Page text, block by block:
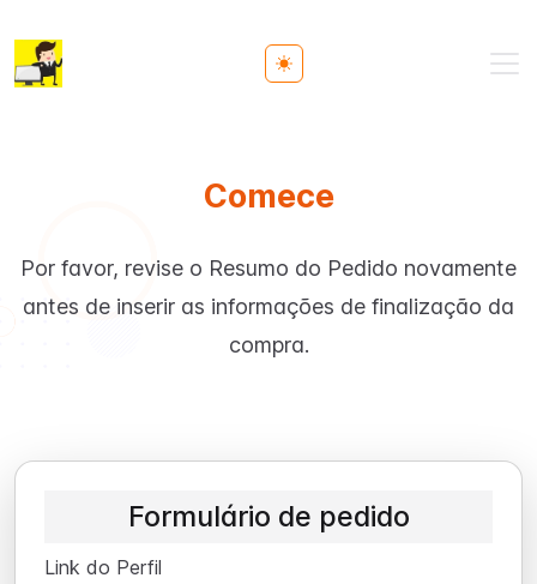
Toggle theme
Comece
Por favor, revise o Resumo do Pedido novamente
antes de inserir as informações de finalização da
compra.
Formulário de pedido
Link do Perfil